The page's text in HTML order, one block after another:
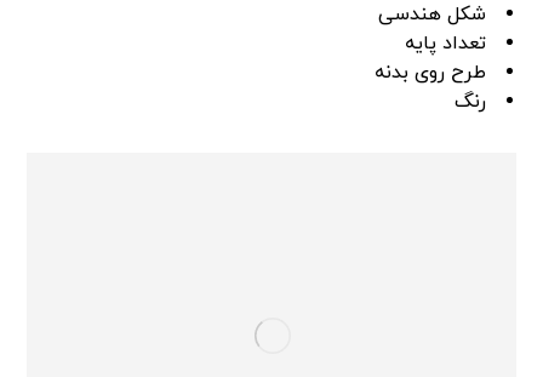
شکل هندسی
تعداد پایه
طرح روی بدنه
رنگ